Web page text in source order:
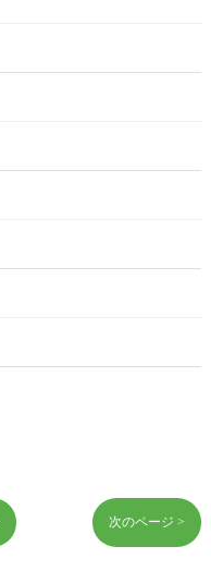
次のページ >